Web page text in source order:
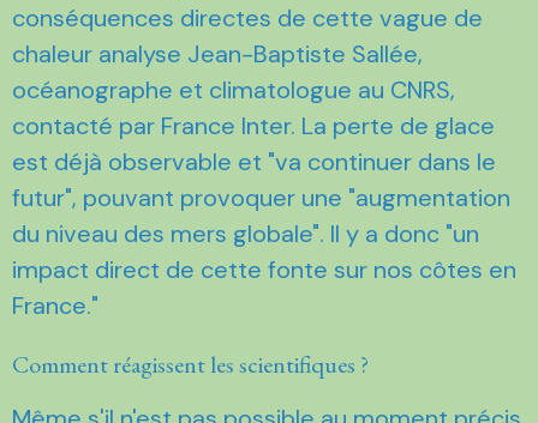
conséquences directes de cette vague de
chaleur analyse Jean-Baptiste Sallée,
océanographe et climatologue au CNRS,
contacté par France Inter. La perte de glace
est déjà observable et "va continuer dans le
futur", pouvant provoquer une "augmentation
du niveau des mers globale". Il y a donc "un
impact direct de cette fonte sur nos côtes en
France."
Comment réagissent les scientifiques ?